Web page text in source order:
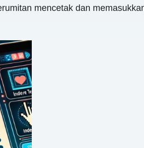
mencetak dan